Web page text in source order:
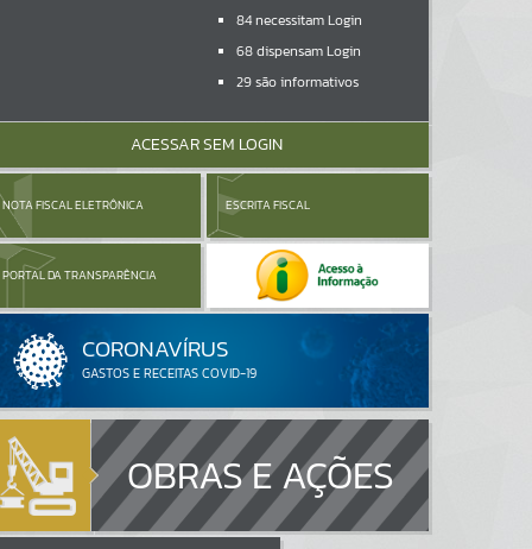
84necessitam Login
68dispensam Login
29são informativos
ACESSAR SEM LOGIN
NOTA FISCAL ELETRÔNICA ESCRITA FISCAL
PORTAL DA TRANSPARÊNCIA
OBRAS E AÇÕES